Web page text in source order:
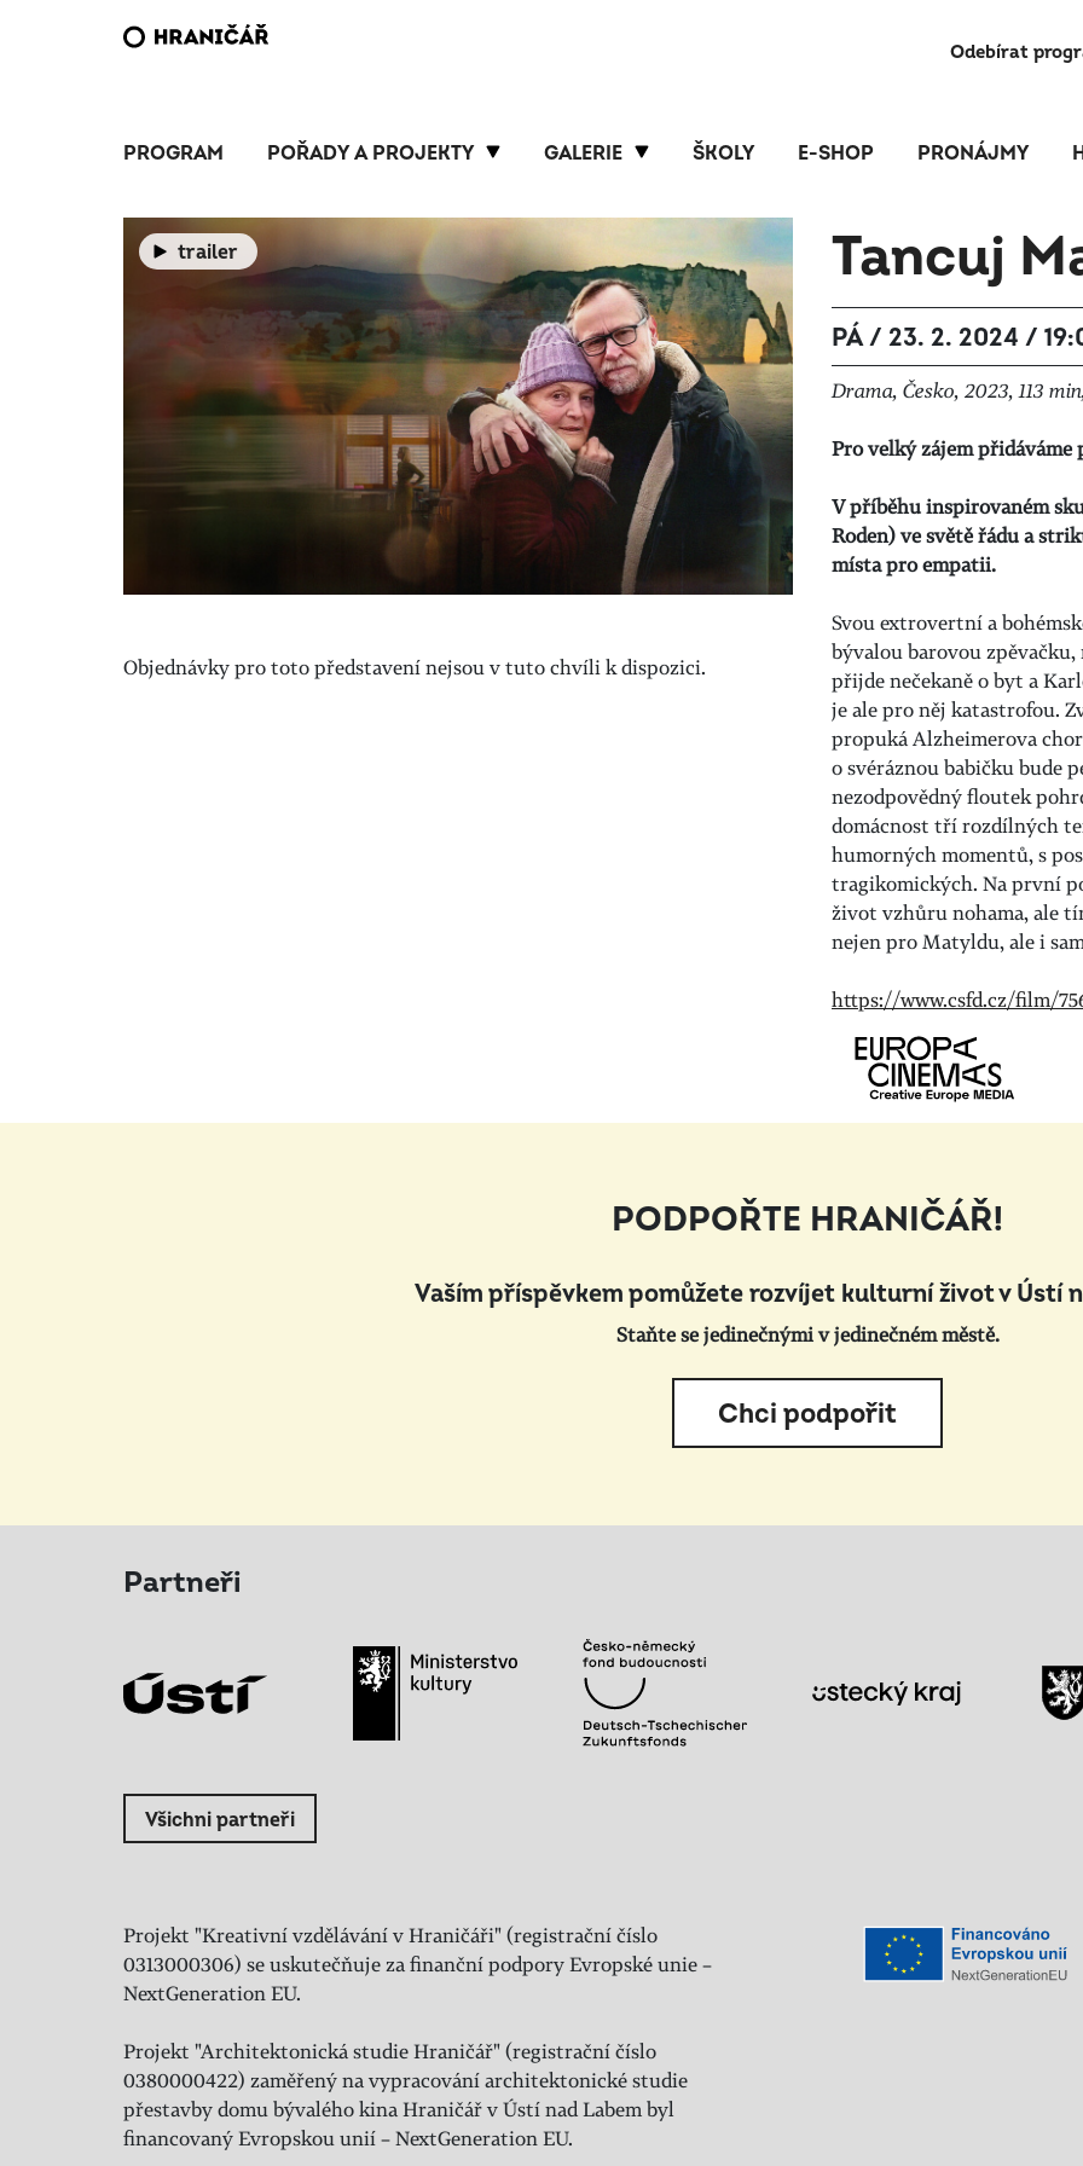
Odebírat
PROGRAM POŘADY A PROJEKTY GALERIE ŠKOLY E-SHOP PRONÁJMY
trailer Tancuj
PÁ / 23. 2. 2024 /
Drama, Česko, 2023, 113
Pro velký zájem
V příběhu inspirovaném
Roden) ve světě řádu a
místa pro empatii.
Svou extrovertní a
bývalou barovou
přijde nečekaně o byt a
je ale pro něj katastrofou.
propuká Alzheimerova
o svéráznou babičku bude
nezodpovědný floutek
domácnost tří rozdílných
humorných momentů, s
tragikomických. Na první
život vzhůru nohama, ale
nejen pro Matyldu, ale i
https://www.csfd.cz/film/
Objednávky pro toto představení nejsou v tuto chvíli k dispozici.
PODPOŘTE HRANIČÁŘ!
Vaším příspěvkem pomůžete rozvíjet kulturní život v Ústí
Staňte se jedinečnými v jedinečném městě.
Chci podpořit
Partneři
Všichni partneři
Projekt "Kreativní vzdělávání v Hraničáři" (registrační číslo
0313000306) se uskutečňuje za finanční podpory Evropské unie –
NextGeneration EU.
Projekt "Architektonická studie Hraničář" (registrační číslo
0380000422) zaměřený na vypracování architektonické studie
přestavby domu bývalého kina Hraničář v Ústí nad Labem byl
financovaný Evropskou unií – NextGeneration EU.